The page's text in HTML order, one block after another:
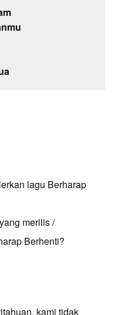
lagu Berharap
merilis /
Berhenti?
kami tidak